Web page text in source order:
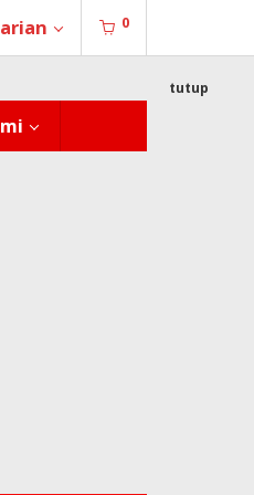
0
tutup